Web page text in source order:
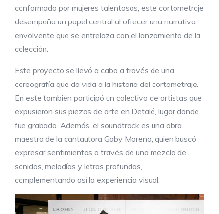
conformado por mujeres talentosas, este cortometraje
desempeña un papel central al ofrecer una narrativa
envolvente que se entrelaza con el lanzamiento de la
colección.
Este proyecto se llevó a cabo a través de una
coreografía que da vida a la historia del cortometraje.
En este también participó un colectivo de artistas que
expusieron sus piezas de arte en Detalé, lugar donde
fue grabado. Además, el soundtrack es una obra
maestra de la cantautora Gaby Moreno, quien buscó
expresar sentimientos a través de una mezcla de
sonidos, melodías y letras profundas,
complementando así la experiencia visual.